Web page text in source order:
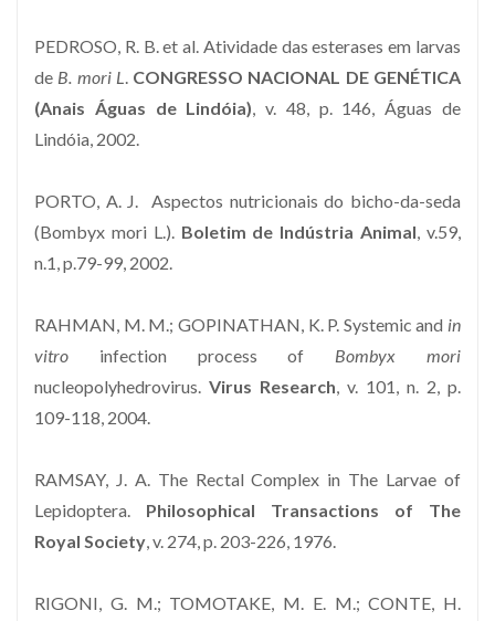
PEDROSO, R. B. et al. Atividade das esterases em larvas
de B. mori L. CONGRESSO NACIONAL DE GENÉTICA
(Anais Águas de Lindóia), v. 48, p. 146, Águas de
Lindóia, 2002.
PORTO, A. J. Aspectos nutricionais do bicho-da-seda
(Bombyx mori L.). Boletim de Indústria Animal, v.59,
n.1, p.79-99, 2002.
RAHMAN, M. M.; GOPINATHAN, K. P. Systemic and in
vitro infection process of Bombyx mori
nucleopolyhedrovirus. Virus Research, v. 101, n. 2, p.
109-118, 2004.
RAMSAY, J. A. The Rectal Complex in The Larvae of
Lepidoptera. Philosophical Transactions of The
Royal Society, v. 274, p. 203-226, 1976.
RIGONI, G. M.; TOMOTAKE, M. E. M.; CONTE, H.